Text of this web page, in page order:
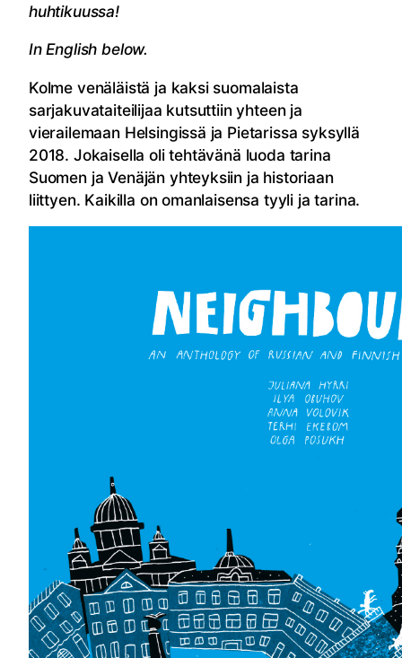
huhtikuussa!
In English below.
Kolme venäläistä ja kaksi suomalaista
sarjakuvataiteilijaa kutsuttiin yhteen ja
vierailemaan Helsingissä ja Pietarissa syksyllä
2018. Jokaisella oli tehtävänä luoda tarina
Suomen ja Venäjän yhteyksiin ja historiaan
liittyen. Kaikilla on omanlaisensa tyyli ja tarina.